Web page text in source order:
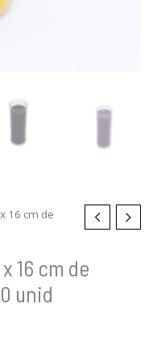
16 cm de
16 cm de
unid